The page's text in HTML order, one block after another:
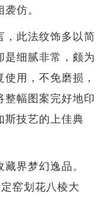
仿。
，此法纹饰多以简
细腻非常，颇为
用，不免磨损，
幅图案完好地印
斯技艺的上佳典
界梦幻逸品。
窑划花八棱大